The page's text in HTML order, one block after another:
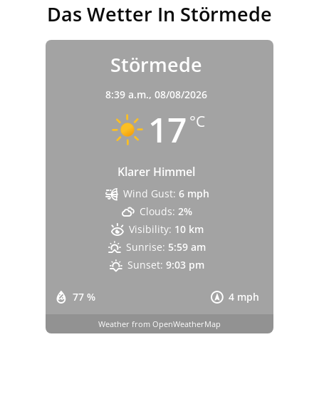
Das Wetter In Störmede
Störmede
8:39 a.m., 08/08/2026
17 °C
Klarer Himmel
77 % 4 mph
Wind Gust: 6 mph
Clouds: 2%
Visibility: 10 km
Sunrise: 5:59 am
Sunset: 9:03 pm
Weather from OpenWeatherMap